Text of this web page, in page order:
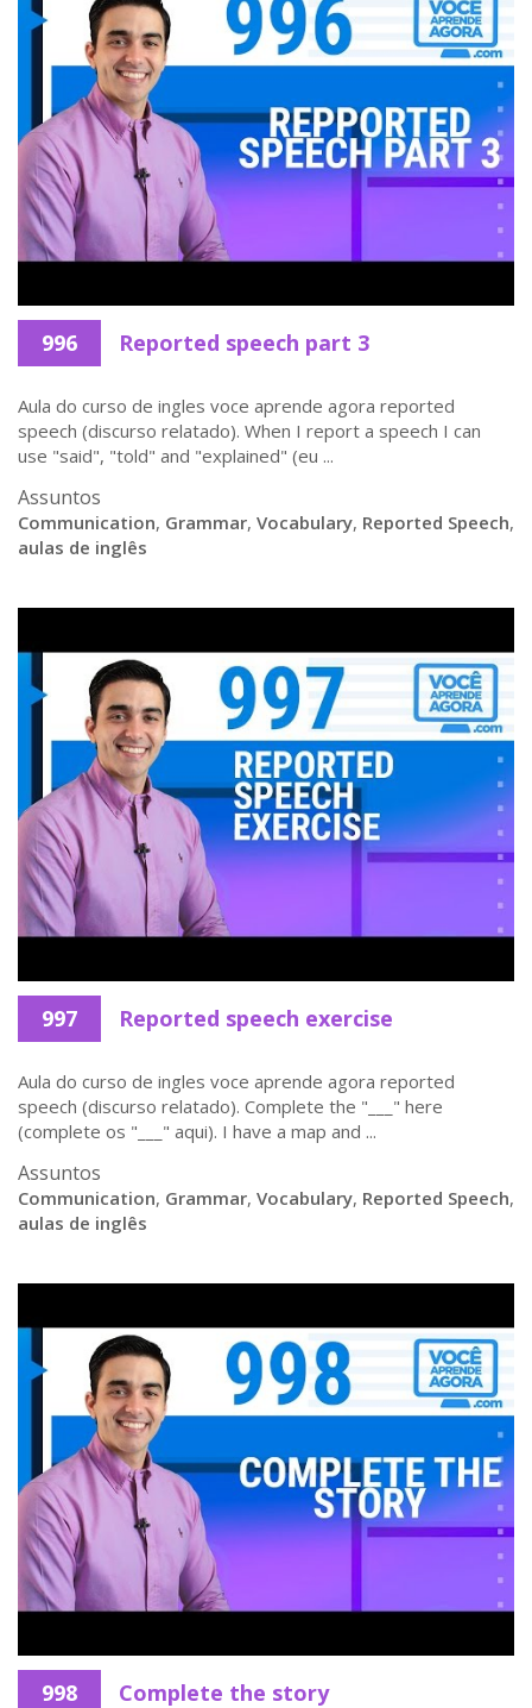
996 Reported speech part 3
Aula do curso de ingles voce aprende agora reported
speech (discurso relatado). When I report a speech I can
use "said", "told" and "explained" (eu ...
Assuntos
Communication, Grammar, Vocabulary, Reported Speech,
aulas de inglês
997 Reported speech exercise
Aula do curso de ingles voce aprende agora reported
speech (discurso relatado). Complete the "___" here
(complete os "___" aqui). I have a map and ...
Assuntos
Communication, Grammar, Vocabulary, Reported Speech,
aulas de inglês
998 Complete the story